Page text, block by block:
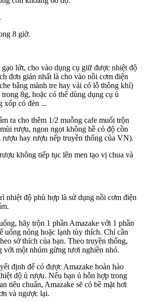
8 giờ.
lứt, cho vào dụng cụ giữ được nhiệt độ
đơn giản nhất là cho vào nồi cơm điện
bằng mành tre hay vải có lỗ thông khí)
8g, hoặc có thể dùng dụng cụ ủ
xốp có đèn ...
ra cho thêm 1/2 muỗng cafe muối trộn
rượu, ngon ngọt không hề có độ cồn
hay rượu nếp truyền thống của VN).
không tiếp tục lên men tạo vị chua và
nhiệt độ phù hợp là sử dụng nồi cơm điện
hãy trộn 1 phần Amazake với 1 phần
uống nóng hoặc lạnh tùy thích. Chỉ cần
sở thích của bạn. Theo truyền thống,
với một nhúm gừng tươi nghiền nhỏ.
định để có được Amazake hoàn hảo
độ ủ rượu. Nếu bạn ủ hỗn hợp trong
tiêu chuẩn, Amazake sẽ có bề mặt hơi
và ngược lại.